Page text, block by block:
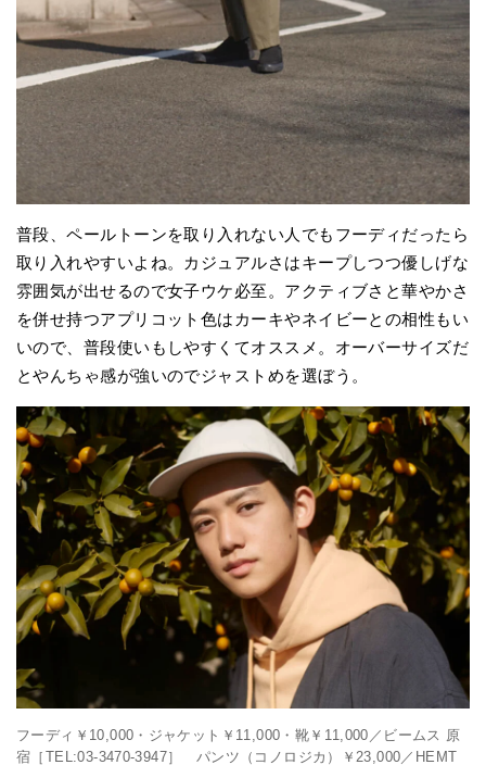
普段、ペールトーンを取り入れない人でもフーディだったら
取り入れやすいよね。カジュアルさはキープしつつ優しげな
雰囲気が出せるので女子ウケ必至。アクティブさと華やかさ
を併せ持つアプリコット色はカーキやネイビーとの相性もい
いので、普段使いもしやすくてオススメ。オーバーサイズだ
とやんちゃ感が強いのでジャストめを選ぼう。
フーディ￥10,000・ジャケット￥11,000・靴￥11,000／ビームス 原
宿［TEL:03-3470-3947］ パンツ（コノロジカ）￥23,000／HEMT